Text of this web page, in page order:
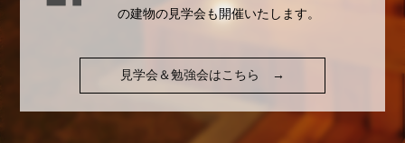
の建物の見学会も開催いたします。
見学会＆勉強会はこちら →